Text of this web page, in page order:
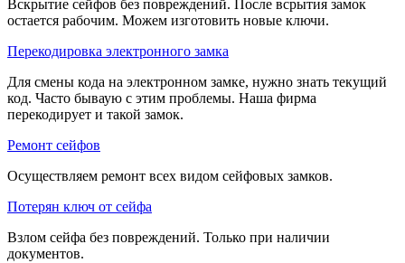
Вскрытие сейфов без повреждений. После всрытия замок
остается рабочим. Можем изготовить новые ключи.
Перекодировка электронного замка
Для смены кода на электронном замке, нужно знать текущий
код. Часто бываую с этим проблемы. Наша фирма
перекодирует и такой замок.
Ремонт сейфов
Осуществляем ремонт всех видом сейфовых замков.
Потерян ключ от сейфа
Взлом сейфа без повреждений. Только при наличии
документов.